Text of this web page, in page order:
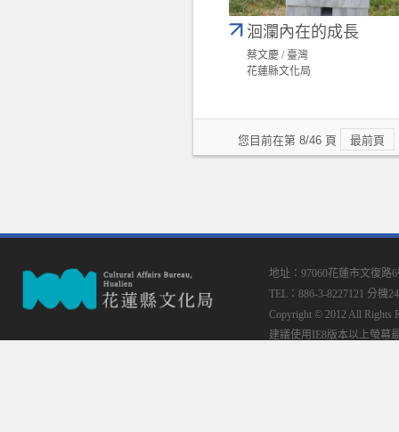
洄瀾內在的成長
蔡文慶 / 臺灣
花蓮縣文化局
您目前在第 8/46 頁 最前頁
地址：97060花蓮市文復路
TEL：886-3-8227121 分機
Copyright © 2012 All Rights
建議使用IE8版本以上螢幕